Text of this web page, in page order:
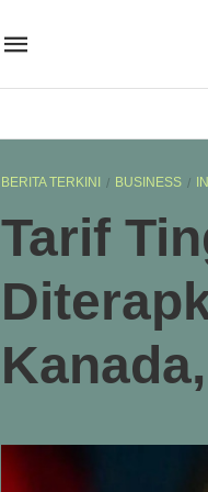
BERITA TERKINI BUSINESS
Tarif